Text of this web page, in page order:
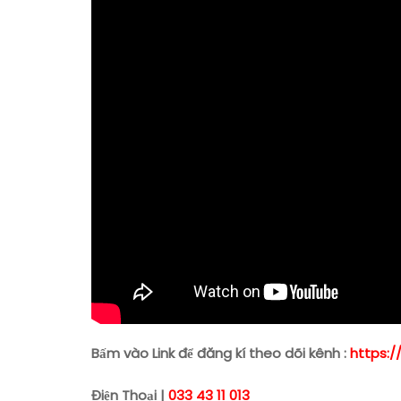
Bấm vào Link để đăng kí theo dõi kênh :https://
Điện Thoại | 033 43 11 013